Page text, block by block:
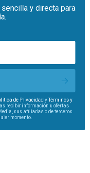
y directa para
de Privacidad y
Términos y
recibir información u ofertas
sus afiliadas o de terceros.
momento.